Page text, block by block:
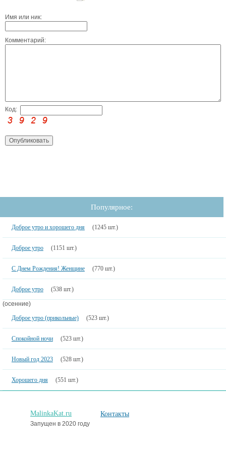
Имя или ник:
Комментарий:
Код:
Популярное:
Доброе утро и хорошего дня (1245 шт.)
Доброе утро (1151 шт.)
С Днем Рождения! Женщине (770 шт.)
Доброе утро (538 шт.)
(осенние)
Доброе утро (прикольные)
(523 шт.)
Спокойной ночи (523 шт.)
Новый год 2023 (528 шт.)
Хорошего дня (551 шт.)
MalinkaKat.ru
Запущен в 2020 году
Контакты